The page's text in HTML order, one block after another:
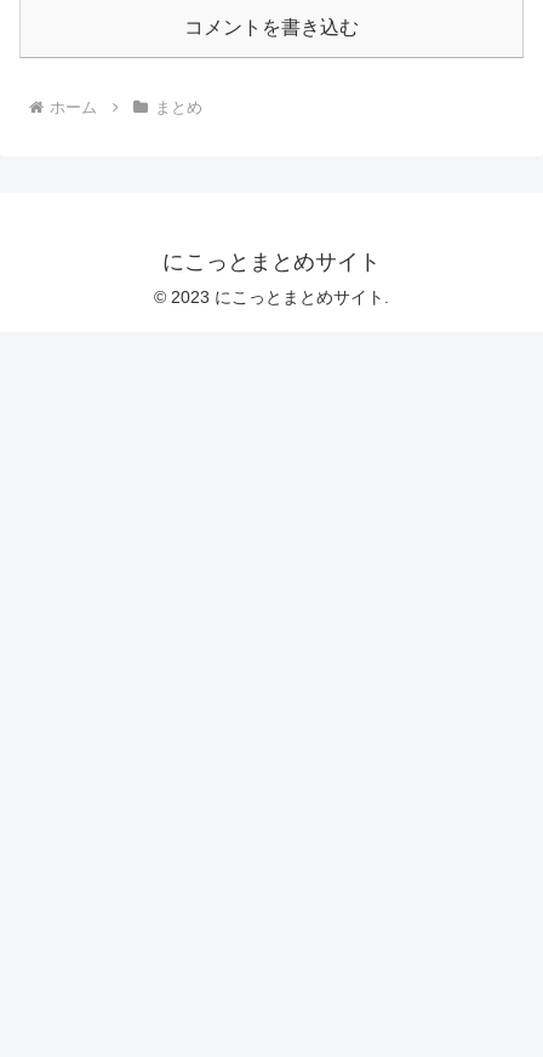
コメントを書き込む
ホーム まとめ
にこっとまとめサイト
© 2023 にこっとまとめサイト.